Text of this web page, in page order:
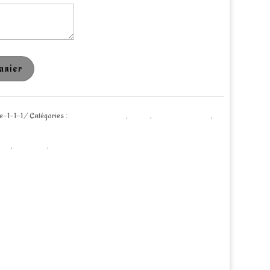
1-1-1 Catégories : , , ,
, ,